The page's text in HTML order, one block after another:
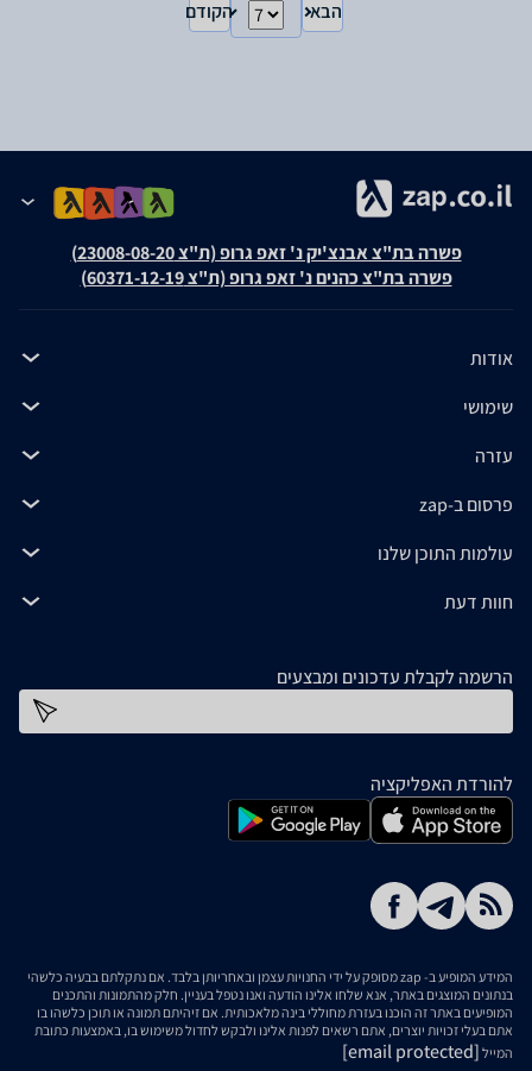
הבא הקודם
פשרה בת"צ אבנצ'יק נ' זאפ גרופ (ת"צ 23008-08-20)
פשרה בת"צ כהנים נ' זאפ גרופ (ת"צ 60371-12-19)
אודות
שימושי
עזרה
פרסום ב-zap
עולמות התוכן שלנו
חוות דעת
הרשמה לקבלת עדכונים ומבצעים
להורדת האפליקציה
המידע המופיע ב- zap מסופק על ידי החנויות עצמן ובאחריותן בלבד. אם נתקלתם בבעיה כלשהי
בנתונים המוצגים באתר, אנא שלחו אלינו הודעה ואנו נטפל בעניין. חלק מהתמונות והתכנים
המופיעים באתר זה הוכנו בעזרת מחוללי בינה מלאכותית. אם זיהיתם תמונה או תוכן כלשהו בו
אתם בעלי זכויות יוצרים, אתם רשאים לפנות אלינו ולבקש לחדול משימוש בו, באמצעות כתובת
המייל [email protected]